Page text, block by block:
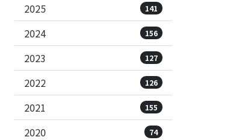
2025 141
2024 156
2023 127
2022 126
2021 155
2020 74